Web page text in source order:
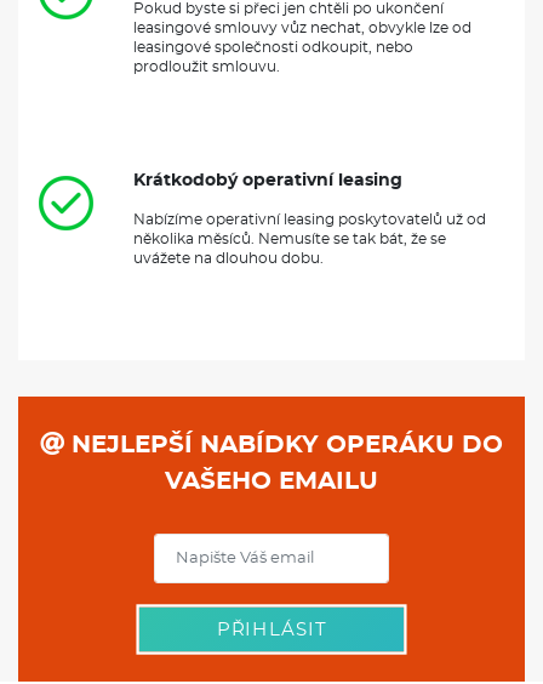
Pokud byste si přeci jen chtěli po ukončení
leasingové smlouvy vůz nechat, obvykle lze od
leasingové společnosti odkoupit, nebo
prodloužit smlouvu.
Krátkodobý operativní leasing
Nabízíme operativní leasing poskytovatelů už od
několika měsíců. Nemusíte se tak bát, že se
uvážete na dlouhou dobu.
NEJLEPŠÍ NABÍDKY OPERÁKU DO
VAŠEHO EMAILU
PŘIHLÁSIT